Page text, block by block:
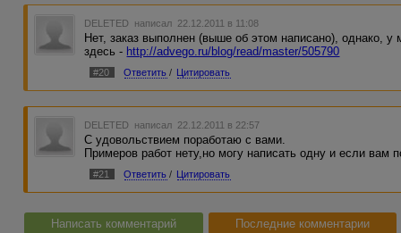
DELETED написал 22.12.2011 в 11:08
Нет, заказ выполнен (выше об этом написано), однако, у
здесь - http://advego.ru/blog/read/master/505790
#20 Ответить / Цитировать
DELETED написал 22.12.2011 в 22:57
С удовольствием поработаю с вами.
Примеров работ нету,но могу написать одну и если вам
#21 Ответить / Цитировать
Написать комментарий Последние комментарии